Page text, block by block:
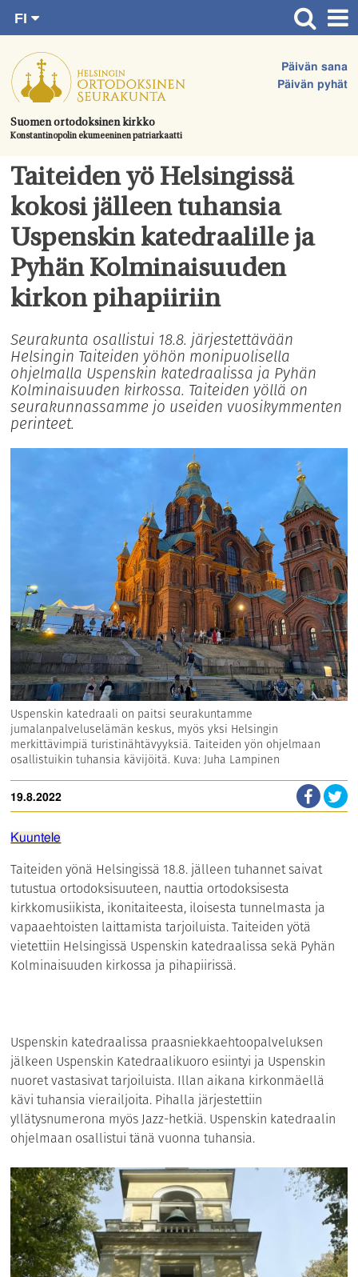
suoraan
sisältöön.
Suomen ortodoksinen kirkko
Konstantinopolin ekumeeninen patriarkaatti
Päivän sana
Päivän pyhät
FI
SV
EN
UA
Etusivu
Ajankohtaista
Juhlat & toimitukset
Kirkot
Apua & tukea
Tule mukaan
Hautausmaa
Yhteystiedot
Taiteiden yö Helsingissä
kokosi jälleen tuhansia
Uspenskin katedraalille ja
Pyhän Kolminaisuuden
kirkon pihapiiriin
Seurakunta osallistui 18.8. järjestettävään
Helsingin Taiteiden yöhön monipuolisella
ohjelmalla Uspenskin katedraalissa ja Pyhän
Kolminaisuuden kirkossa. Taiteiden yöllä on
seurakunnassamme jo useiden vuosikymmenten
perinteet.
Uspenskin katedraali on paitsi seurakuntamme
jumalanpalveluselämän keskus, myös yksi Helsingin
merkittävimpiä turistinähtävyyksiä. Taiteiden yön ohjelmaan
osallistuikin tuhansia kävijöitä. Kuva: Juha Lampinen
19.8.2022
Kuuntele
Taiteiden yönä Helsingissä 18.8. jälleen tuhannet saivat
tutustua ortodoksisuuteen, nauttia ortodoksisesta
kirkkomusiikista, ikonitaiteesta, iloisesta tunnelmasta ja
vapaaehtoisten laittamista tarjoiluista. Taiteiden yötä
vietettiin Helsingissä Uspenskin katedraalissa sekä Pyhän
Kolminaisuuden kirkossa ja pihapiirissä.
Uspenskin katedraalissa praasniekkaehtoopalveluksen
jälkeen Uspenskin Katedraalikuoro esiintyi ja Uspenskin
nuoret vastasivat tarjoiluista. Illan aikana kirkonmäellä
kävi tuhansia vierailjoita. Pihalla järjestettiin
yllätysnumerona myös Jazz-hetkiä. Uspenskin katedraalin
ohjelmaan osallistui tänä vuonna tuhansia.